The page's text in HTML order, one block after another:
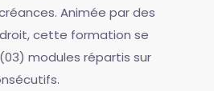
Animée par des
cette formation se
modules répartis sur